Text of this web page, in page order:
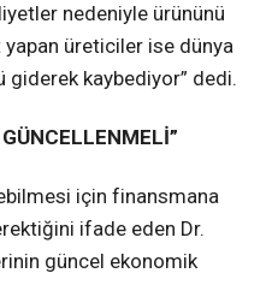
nedeniyle ürününü
üreticiler ise dünya
giderek kaybediyor” dedi.
için finansmana
ifade eden Dr.
güncel ekonomik